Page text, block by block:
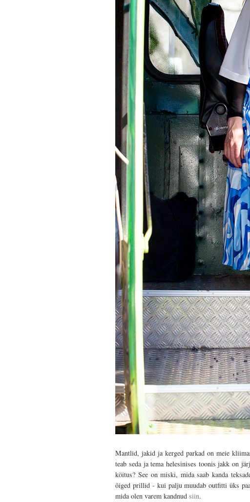
Mantlid, jakid ja kerged parkad on meie
teab seda ja tema helesinises toonis jakk on
köitus? See on miski, mida saab kanda
õiged prillid - kui palju muudab outfitti üks
mida olen varem kandnudsiin.